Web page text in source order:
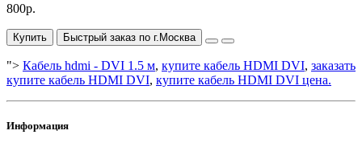
800р.
Купить Быстрый заказ по г.Москва
"> Кабель hdmi - DVI 1.5 м, купите кабель HDMI DVI, заказать
купите кабель HDMI DVI, купите кабель HDMI DVI цена.
Информация